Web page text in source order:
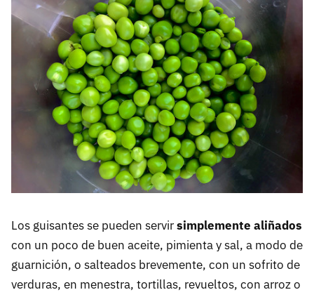
Los guisantes se pueden servirsimplemente aliñados
con un poco de buen aceite, pimienta y sal, a modo de
guarnición, o salteados brevemente, con un sofrito de
verduras, en menestra, tortillas, revueltos, con arroz o